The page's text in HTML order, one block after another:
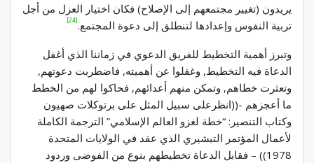
يريدون (تغيير مجتمعهم إلى الإصلاح) فكان اختيار العزل من أجل
تربية النفوس وإعدادها لتنطلق إلى دعوة المجتمع.[24]
وتبرز أهمية التخطيط للفريق الدعوي في زماننا الذي أغفل
الدعاة فيه التخطيط, وغفلوا عن أهميته, فاضطربت دعوتهم,
وتعثرت خطاهم, وتمكن منهم أعدائهم, فحاكوا لهم من الخطط
ما أعجزهم -((انظرعلى سبيل المثل على برتوكلات صهيون
وكتاب التنصير: “خطة لغزو العالم الإسلامي” الترجمة الكاملة
لأعمال المؤتمر التبشيري الذي عقد في الولايات المتحدة
1978)) – فقابل الدعاة تخطيطهم بنوع من الفوضى وردود